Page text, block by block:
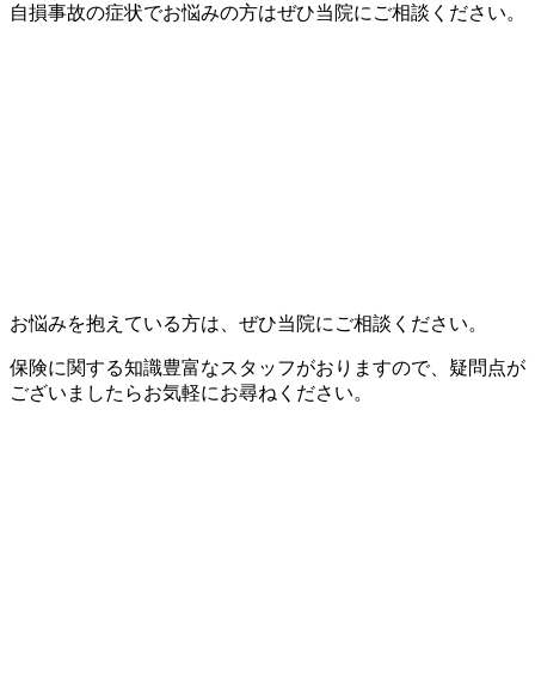
自損事故の症状でお悩みの方はぜひ当院にご相談ください。
お悩みを抱えている方は、ぜひ当院にご相談ください。
保険に関する知識豊富なスタッフがおりますので、疑問点が
ございましたらお気軽にお尋ねください。